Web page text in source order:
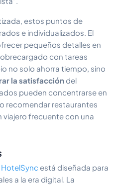
estos puntos de
e individualizados. El
pequeños detalles en
con tareas
no solo ahorra tiempo, sino
la satisfacción del
pueden concentrarse en
recomendar restaurantes
viajero frecuente con una
está diseñada para
a la era digital. La